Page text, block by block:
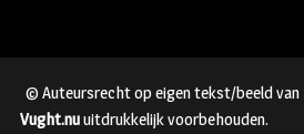
© Auteursrecht op eigen tekst/beeld van
Vught.nuuitdrukkelijk voorbehouden.